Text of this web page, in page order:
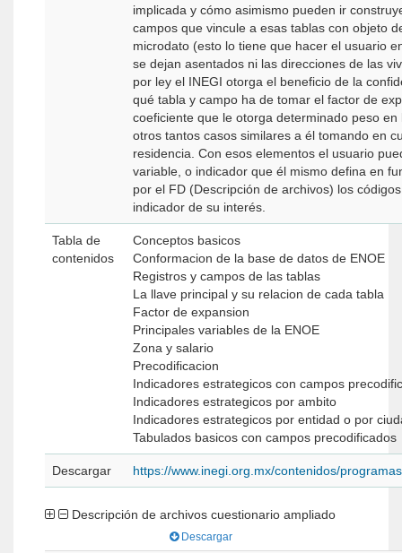
implicada y cómo asimismo pueden ir
campos que vincule a esas tablas con objeto
microdato (esto lo tiene que hacer el usuario
se dejan asentados ni las direcciones de las
por ley el INEGI otorga el beneficio de la
qué tabla y campo ha de tomar el factor de
coeficiente que le otorga determinado peso
otros tantos casos similares a él tomando en
residencia. Con esos elementos el usuario
variable, o indicador que él mismo defina en
por el FD (Descripción de archivos) los
indicador de su interés.
Tabla de
contenidos
Conceptos basicos
Conformacion de la base de datos de ENOE
Registros y campos de las tablas
La llave principal y su relacion de cada tabla
Factor de expansion
Principales variables de la ENOE
Zona y salario
Precodificacion
Indicadores estrategicos con campos
Indicadores estrategicos por ambito
Indicadores estrategicos por entidad o por
Tabulados basicos con campos precodificados
Descargar https://www.inegi.org.mx/contenidos/
Descripción de archivos cuestionario ampliado
Descargar